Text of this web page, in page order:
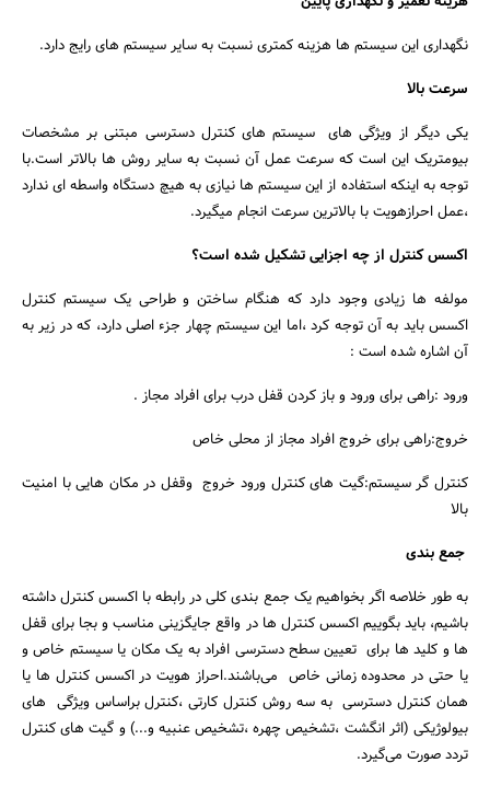
نگهداری این سیستم ها هزینه کمتری نسبت به سایر سیستم های رایج دارد.
سرعت بالا
یکی دیگر از ویژگی های سیستم های کنترل دسترسی مبتنی بر مشخصات
بیومتریک این است که سرعت عمل آن نسبت به سایر روش ها بالاتر است.با
توجه به اینکه استفاده از این سیستم ها نیازی به هیچ دستگاه واسطه ای ندارد
،عمل احرازهویت با بالاترین سرعت انجام میگیرد.
اکسس کنترل از چه اجزایی تشکیل شده است؟
مولفه ها زیادی وجود دارد که هنگام ساختن و طراحی یک سیستم کنترل
اکسس باید به آن توجه کرد ،اما این سیستم چهار جزء اصلی دارد، که در زیر به
آن اشاره شده است :
ورود :راهی برای ورود و باز کردن قفل درب برای افراد مجاز .
خروج:راهی برای خروج افراد مجاز از محلی خاص
کنترل گر سیستم:گیت های کنترل ورود خروج وقفل در مکان هایی با امنیت
بالا
جمع بندی
به طور خلاصه اگر بخواهیم یک جمع بندی کلی در رابطه با اکسس کنترل داشته
باشیم، باید بگوییم اکسس کنترل ها در واقع جایگزینی مناسب و بجا برای قفل
ها و کلید ها برای تعیین سطح دسترسی افراد به یک مکان یا سیستم خاص و
یا حتی در محدوده زمانی خاص می‌باشند.احراز هویت در اکسس کنترل ها یا
همان کنترل دسترسی به سه روش کنترل کارتی ،کنترل براساس ویژگی های
بیولوژیکی (اثر انگشت ،تشخیص چهره ،تشخیص عنبیه و...) و گیت های کنترل
تردد صورت می‌گیرد.‌‌